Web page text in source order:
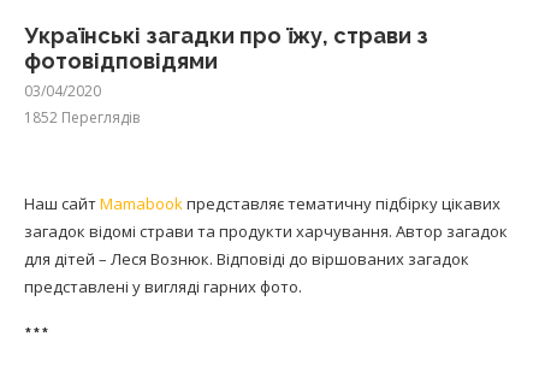
Українські загадки про їжу, страви з
фотовідповідями
03/04/2020
1852 Переглядів
Наш сайтMamabookпредставляє тематичну підбірку цікавих
загадок відомі страви та продукти харчування. Автор загадок
для дітей – Леся Вознюк. Відповіді до віршованих загадок
представлені у вигляді гарних фото.
***